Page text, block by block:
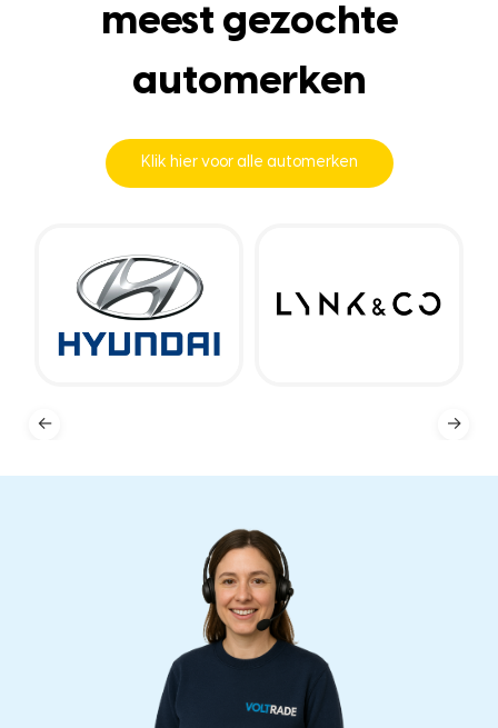
meest gezochte
automerken
Klik hier voor alle automerken
← →